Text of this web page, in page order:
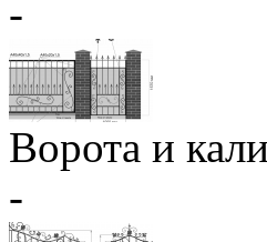
-
Ворота и
-